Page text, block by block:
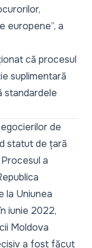
europene”, a
că procesul
suplimentară
standardele
de
statut de țară
a
la Uniunea
iunie 2022,
Moldova
a fost făcut